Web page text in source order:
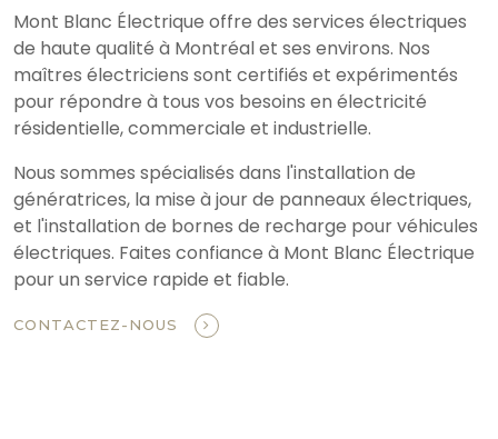
Mont Blanc Électrique offre des services électriques
de haute qualité à Montréal et ses environs. Nos
maîtres électriciens sont certifiés et expérimentés
pour répondre à tous vos besoins en électricité
résidentielle, commerciale et industrielle.
Nous sommes spécialisés dans l'installation de
génératrices, la mise à jour de panneaux électriques,
et l'installation de bornes de recharge pour véhicules
électriques. Faites confiance à Mont Blanc Électrique
pour un service rapide et fiable.
CONTACTEZ-NOUS